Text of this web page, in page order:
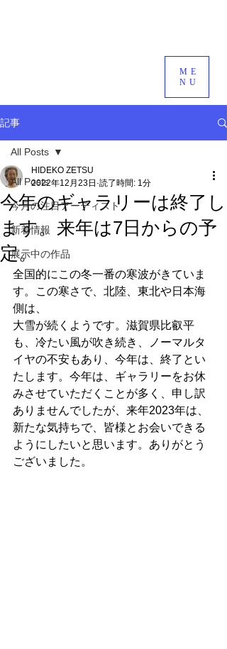
ME
NU
記事
All Posts
今月の注目アーティスト
新着情報
展示中の作品
All Posts
今年のギャラリーは終了し
ます。来年は7日からの予
定。
HIDEKO ZETSU
2022年12月23日 読了時間: 1分
全国的にこの冬一番の寒波がきていま
す。この寒さで、北陸、東北や日本海
側は、
大雪が続くようです。滋賀県比叡平
も、冷たい風が吹き続き、ノーマルタ
イヤの不安もあり、今年は、終了とい
たします。今年は、ギャラリーをお休
みさせていただくことが多く、申し訳
ありませんでしたが、来年2023年は、
新たな気持ちで、皆様とお会いできる
ようにしたいと思います。ありがとう
ございました。